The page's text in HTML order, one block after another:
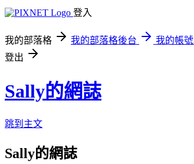
登入
我的部落格 我的部落格後台
我的帳號
登出
Sally的網誌
跳到主文
Sally的網誌